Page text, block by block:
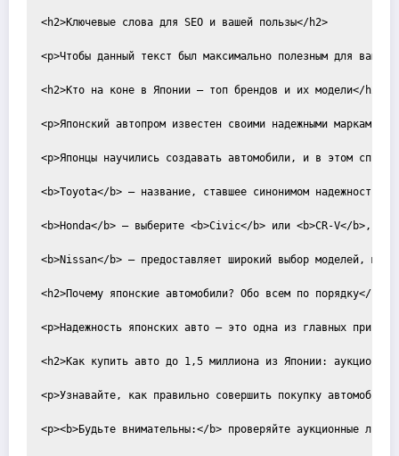
<h2>Ключевые слова для SEO и вашей пользы</h2>
<p>Чтобы данный текст был максимально полезным для
<h2>Кто на коне в Японии — топ брендов и их модели</h2>
<p>Японский автопром известен своими надежными марками,
<p>Японцы научились создавать автомобили, и в этом
<b>Toyota</b> — название, ставшее синонимом надежности.
<b>Honda</b> — выберите <b>Civic</b> или <b>CR-V</b>,
<b>Nissan</b> — предоставляет широкий выбор моделей,
<h2>Почему японские автомобили? Обо всем по порядку</h2>
<p>Надежность японских авто — это одна из главных
<h2>Как купить авто до 1,5 миллиона из Японии: аукционы,
<p>Узнавайте, как правильно совершить покупку
<p><b>Будьте внимательны:</b> проверяйте аукционные